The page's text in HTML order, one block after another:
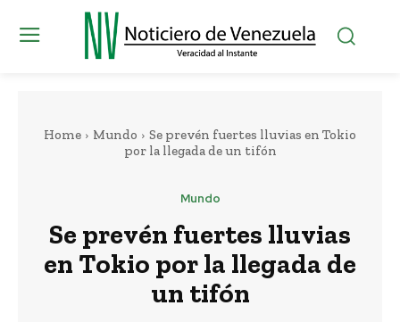
Home Mundo
Se prevén fuertes lluvias en Tokio
por la llegada de un tifón
Mundo
Se prevén fuertes lluvias
en Tokio por la llegada de
un tifón